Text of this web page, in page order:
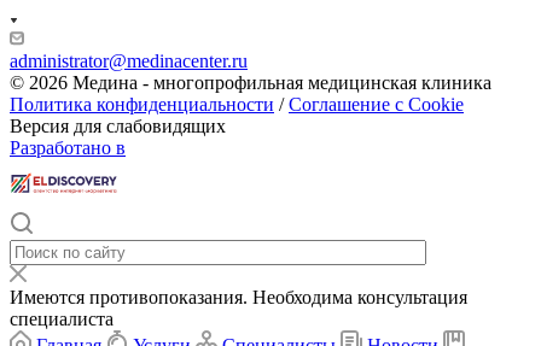
administrator@medinacenter.ru
© 2026 Медина - многопрофильная медицинская клиника
Политика конфиденциальности /Соглашение с Cookie
Версия для слабовидящих
Разработано в
Имеются противопоказания. Необходима консультация
специалиста